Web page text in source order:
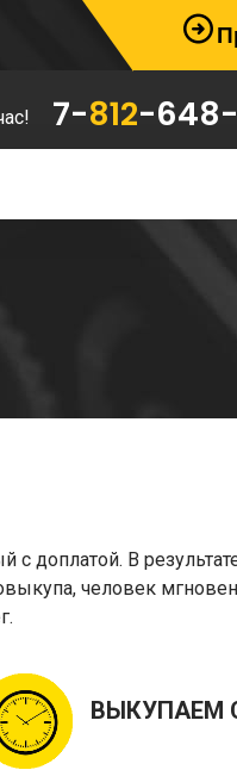
7-812-
доплатой. В
человек
ВЫКУПАЕМ